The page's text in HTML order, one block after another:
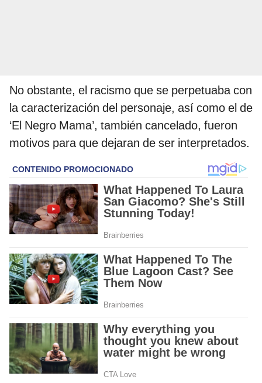
No obstante, el racismo que se perpetuaba con
la caracterización del personaje, así como el de
‘El Negro Mama’, también cancelado, fueron
motivos para que dejaran de ser interpretados.